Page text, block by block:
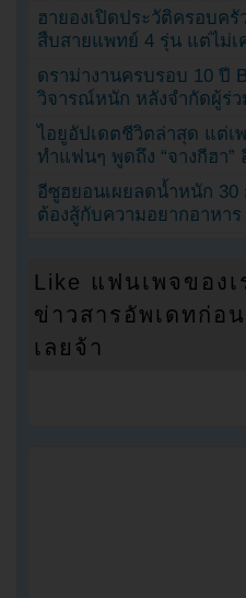
ฮายองเปิดประวัติครอบครั
สืบสายแพทย์ 4 รุ่น แต่ไม่เ
ดราม่างานครบรอบ 10 ปี
วิจารณ์หนัก หลังจำกัดผู้ร่
ไอยูอัปเดตชีวิตล่าสุด แต่เ
ทำแฟนๆ พูดถึง “จางกีฮา”
อีซูฮยอนเผยลดน้ำหนัก 30
ต้องสู้กับความอยากอาหาร
Like แฟนเพจของเ
ข่าวสารอัพเดทก่อ
เลยจ้า